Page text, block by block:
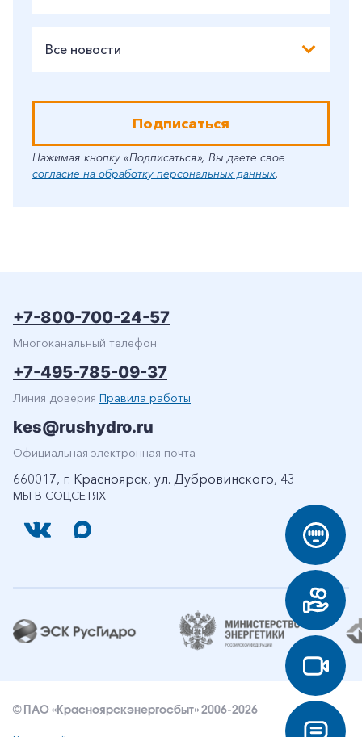
Все новости
Подписаться
Нажимая кнопку «Подписаться», Вы даете свое
согласие на обработку персональных данных.
МЫ В СОЦСЕТЯХ
+7-800-700-24-57
Многоканальный телефон
+7-495-785-09-37
Линия доверия Правила работы
kes@rushydro.ru
Официальная электронная почта
660017, г. Красноярск, ул. Дубровинского, 43
© ПАО «Красноярскэнергосбыт» 2006-2026